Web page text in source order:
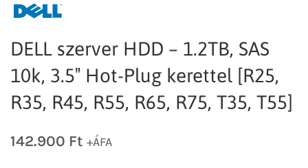
DELL szerver HDD – 1.2TB, SAS
10k, 3.5″ Hot-Plug kerettel [R25,
R35, R45, R55, R65, R75, T35, T55]
142.900 Ft +ÁFA